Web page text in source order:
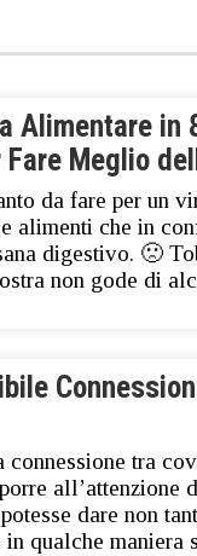
Alimentare in
Meglio
da fare per un
alimenti che in
digestivo. 🙁
non gode di
connessione tra
all’attenzione
dare non
in qualche